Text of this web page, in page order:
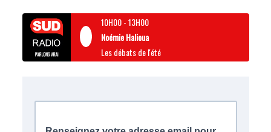
10H00-13H00
Noémie Halioua
Les débats de l'été